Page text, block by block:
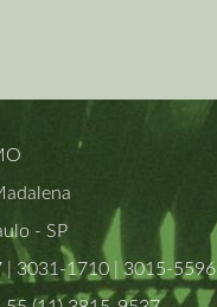
- SP
| 3031-1710 | 3015-5596